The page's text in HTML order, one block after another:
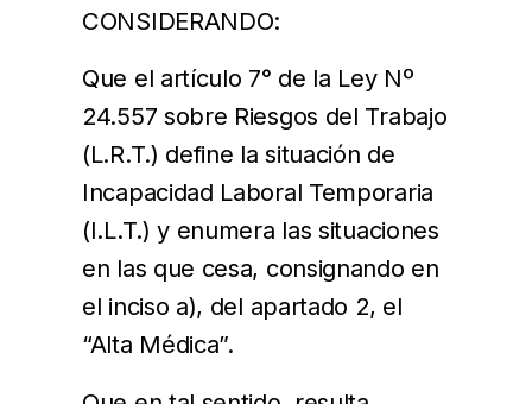
CONSIDERANDO:
Que el artículo 7° de la Ley Nº
24.557 sobre Riesgos del Trabajo
(L.R.T.) define la situación de
Incapacidad Laboral Temporaria
(I.L.T.) y enumera las situaciones
en las que cesa, consignando en
el inciso a), del apartado 2, el
“Alta Médica”.